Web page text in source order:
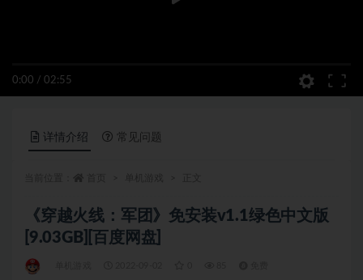
0:00 / 02:55
详情介绍 常见问题
《穿越火线：军团》免安装v1.1绿色中文版
[9.03GB][百度网盘]